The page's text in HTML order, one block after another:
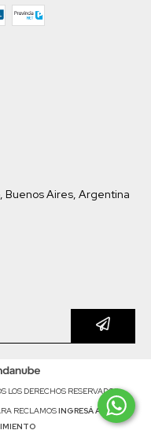
Buenos Aires, Argentina
LOS DERECHOS RESERVADOS.
RECLAMOSINGRESÁ ACÁ.